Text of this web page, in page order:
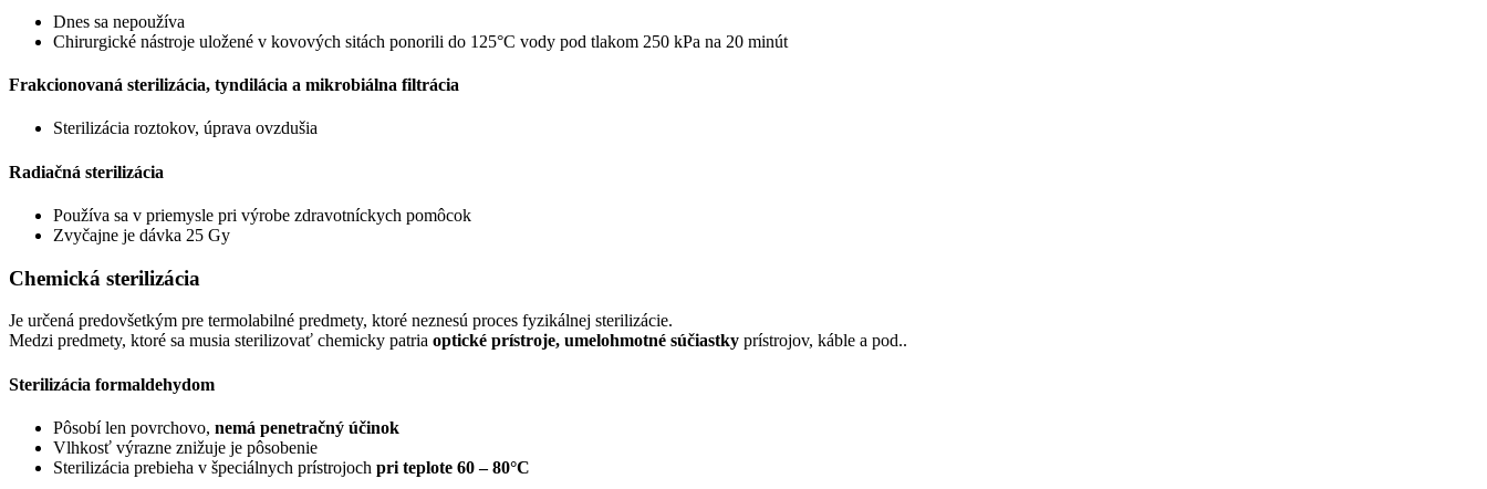
Dnes sa nepoužíva
Chirurgické nástroje uložené v kovových sitách ponorili do 125°C vody pod tlakom 250 kPa na 20 minút
Frakcionovaná sterilizácia, tyndilácia a mikrobiálna filtrácia
Sterilizácia roztokov, úprava ovzdušia
Radiačná sterilizácia
Používa sa v priemysle pri výrobe zdravotníckych pomôcok
Zvyčajne je dávka 25 Gy
Chemická sterilizácia
Je určená predovšetkým pre termolabilné predmety, ktoré neznesú proces fyzikálnej sterilizácie.
Medzi predmety, ktoré sa musia sterilizovať chemicky patria optické prístroje, umelohmotné súčiastky prístrojov, káble a pod..
Sterilizácia formaldehydom
Pôsobí len povrchovo, nemá penetračný účinok
Vlhkosť výrazne znižuje je pôsobenie
Sterilizácia prebieha v špeciálnych prístrojoch pri teplote 60 – 80°C